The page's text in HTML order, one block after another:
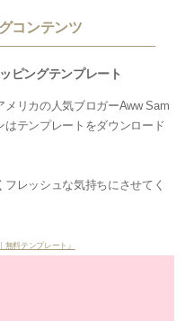
コンテンツ
ピングテンプレート
リカの人気ブロガーAww Sam
テンプレートをダウンロード
レッシュな気持ちにさせてく
無料テンプレート』